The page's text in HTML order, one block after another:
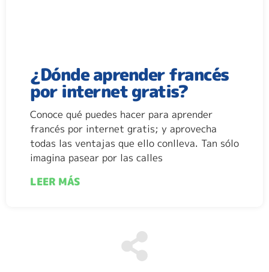
¿Dónde aprender francés
por internet gratis?
Conoce qué puedes hacer para aprender
francés por internet gratis; y aprovecha
todas las ventajas que ello conlleva. Tan sólo
imagina pasear por las calles
LEER MÁS